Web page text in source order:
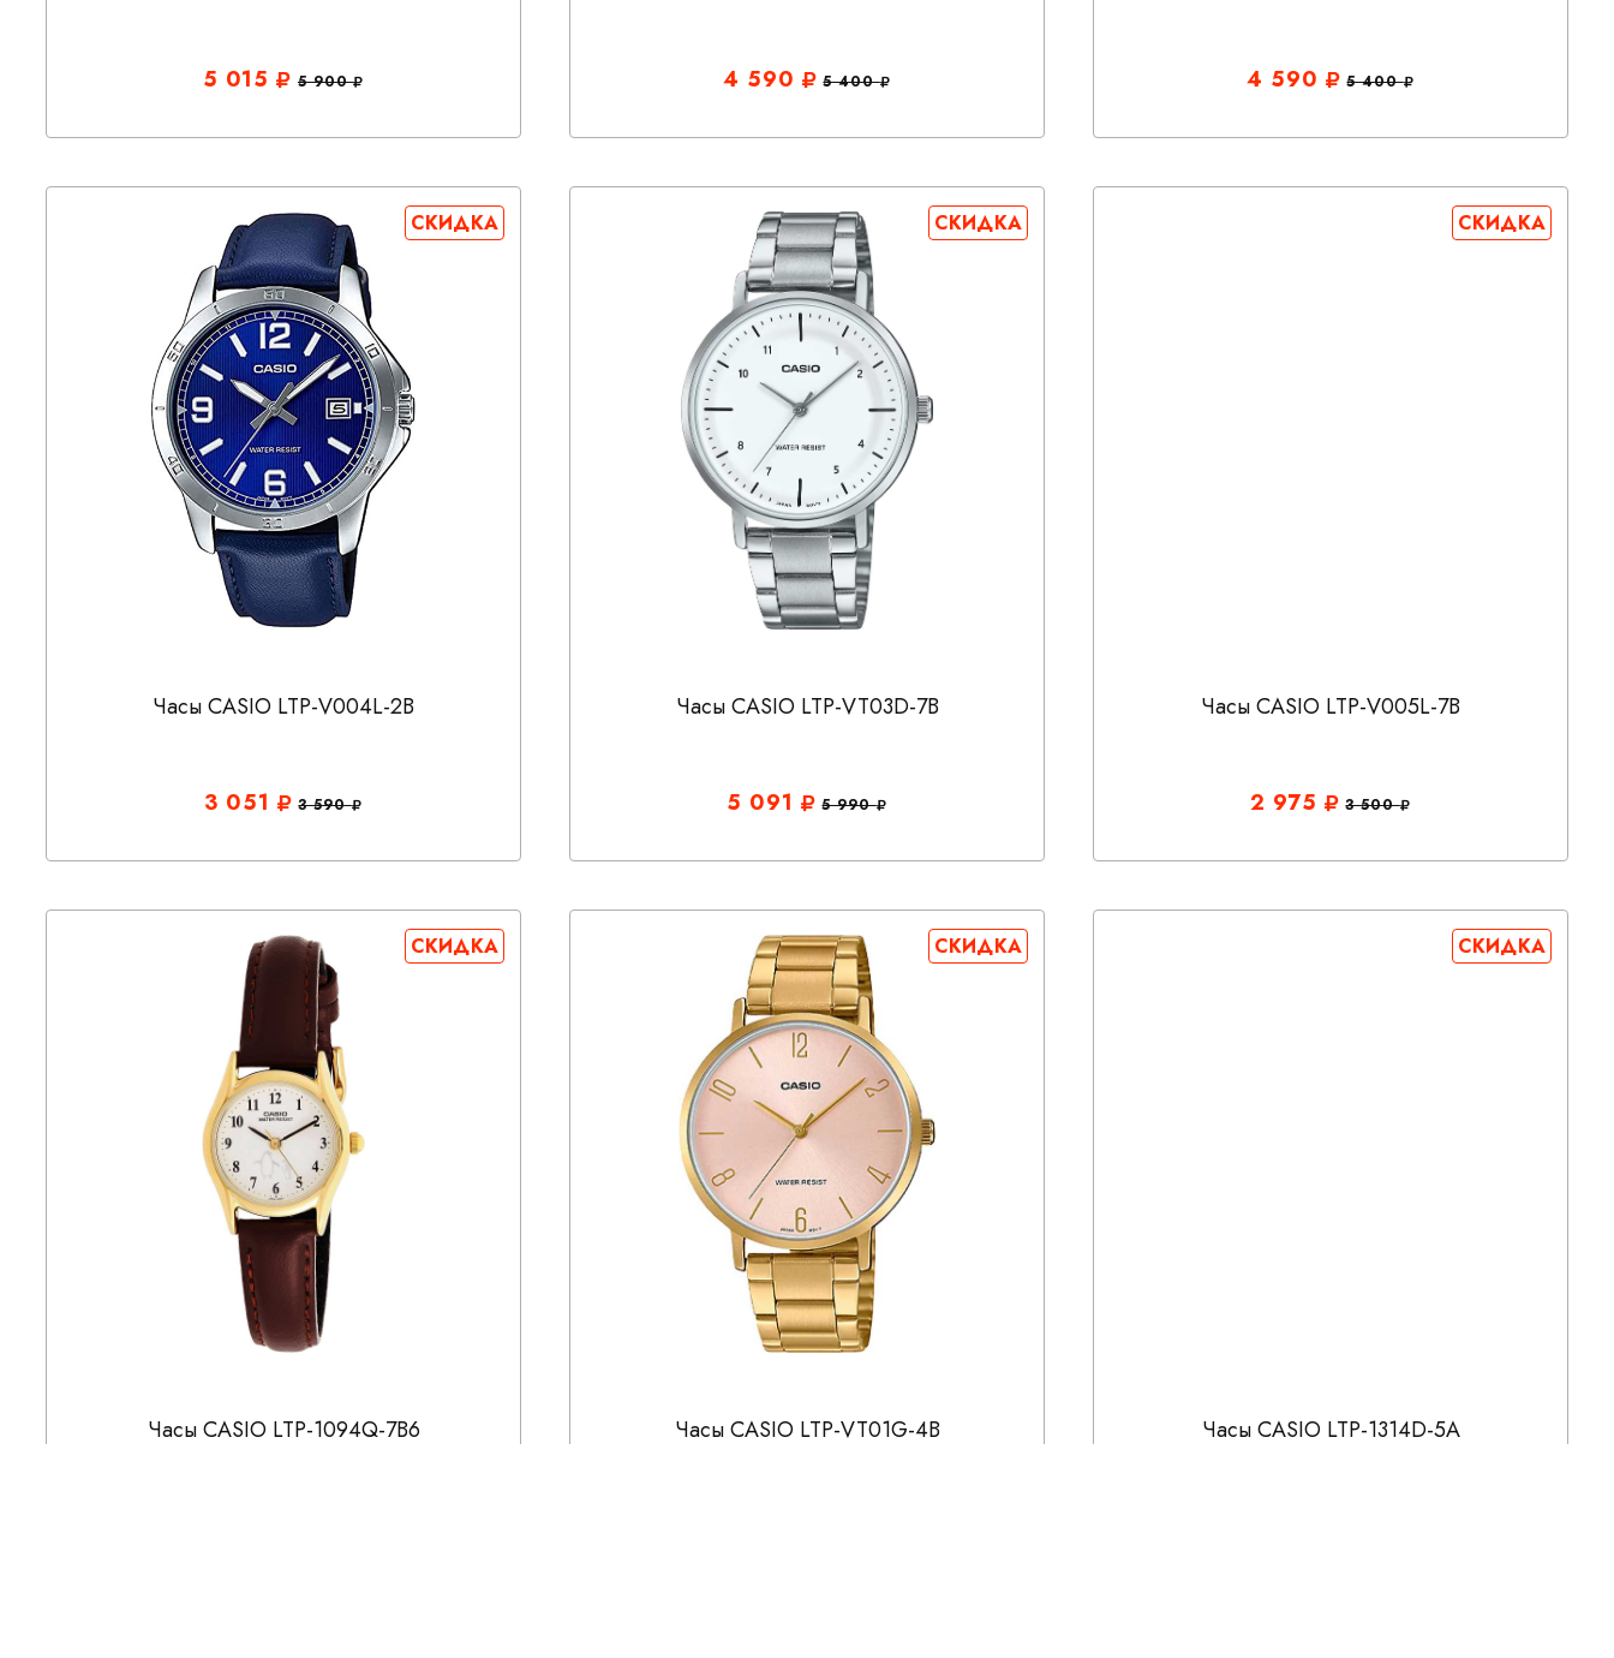
5 015 5 900 4 590 5 400 4 590 5 400
СКИДКА
Часы CASIO LTP-V004L-2B
3 051 3 590
СКИДКА
Часы CASIO LTP-VT03D-7B
5 091 5 990
СКИДКА
Часы CASIO LTP-V005L-7B
2 975 3 500
СКИДКА
Часы CASIO LTP-1094Q-7B6
СКИДКА
Часы CASIO LTP-VT01G-4B
СКИДКА
Часы CASIO LTP-1314D-5A